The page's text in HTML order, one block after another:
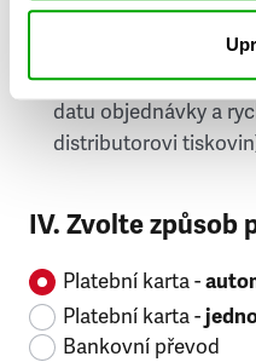
doručování týdeníku
první vydání ve vaší
příští, nejpozději
datu objednávky a
distributorovi
IV. Zvolte způsob
Platební karta -
Platební karta -
Bankovní převod